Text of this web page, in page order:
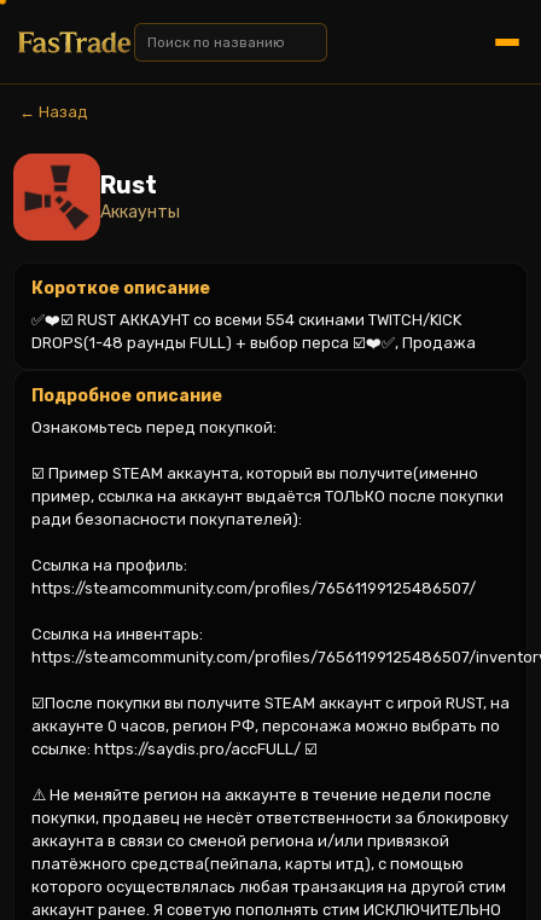
← Назад
Rust
Аккаунты
Короткое описание
✅❤️☑️ RUST АККАУНТ со всеми 554 скинами TWITCH/KICK
DROPS(1-48 раунды FULL) + выбор перса ☑️❤️✅, Продажа
Подробное описание
Ознакомьтесь перед покупкой:
☑️ Пример STEAM аккаунта, который вы получите(именно
пример, ссылка на аккаунт выдаётся ТОЛЬКО после покупки
ради безопасности покупателей):
Ссылка на профиль:
https://steamcommunity.com/profiles/76561199125486507/
Ссылка на инвентарь:
https://steamcommunity.com/profiles/76561199125486507/
☑️После покупки вы получите STEAM аккаунт с игрой RUST, на
аккаунте 0 часов, регион РФ, персонажа можно выбрать по
ссылке: https://saydis.pro/accFULL/ ☑️
⚠️ Не меняйте регион на аккаунте в течение недели после
покупки, продавец не несёт ответственности за блокировку
аккаунта в связи со сменой региона и/или привязкой
платёжного средства(пейпала, карты итд), с помощью
которого осуществлялась любая транзакция на другой стим
аккаунт ранее. Я советую пополнять стим ИСКЛЮЧИТЕЛЬНО